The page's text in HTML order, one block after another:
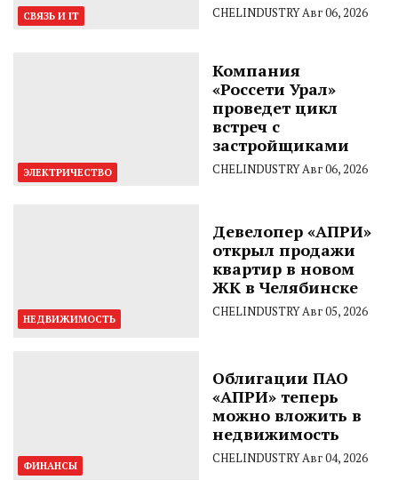
СВЯЗЬ И IT CHELINDUSTRYАвг 06, 2026
ЭЛЕКТРИЧЕСТВО
Компания
«Россети Урал»
проведет цикл
встреч с
застройщиками
CHELINDUSTRYАвг 06, 2026
НЕДВИЖИМОСТЬ
Девелопер «АПРИ»
открыл продажи
квартир в новом
ЖК в Челябинске
CHELINDUSTRYАвг 05, 2026
ФИНАНСЫ
Облигации ПАО
«АПРИ» теперь
можно вложить в
недвижимость
CHELINDUSTRYАвг 04, 2026